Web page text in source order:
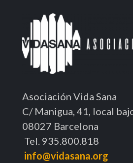
Asociación Vida Sana
C/ Manigua, 41, local
08027 Barcelona
Tel. 935.800.818
info@vidasana.org